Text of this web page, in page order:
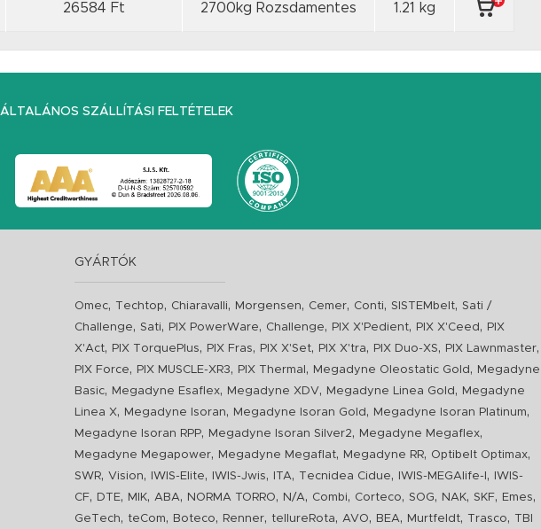
26584 Ft 2700kg Rozsdamentes 1.21 kg
ÁLTALÁNOS SZÁLLÍTÁSI FELTÉTELEK
GYÁRTÓK
Omec, Techtop, Chiaravalli, Morgensen, Cemer, Conti,SISTEMbelt,Sati /
Challenge,Sati, PIX PowerWare, Challenge, PIX X'Pedient, PIX X'Ceed ,
PIX
X'Act, PIX TorquePlus, PIX Fras, PIX X'Set, PIX X'tra, PIX Duo-XS, PIX Lawnmaster,
PIX Force, PIX MUSCLE-XR3, PIX Thermal , Megadyne Oleostatic Gold ,
Megadyne
Basic, Megadyne Esaflex, Megadyne XDV, Megadyne Linea Gold ,
Megadyne
Linea X, Megadyne Isoran, Megadyne Isoran Gold , Megadyne Isoran Platinum,
Megadyne Isoran RPP, Megadyne Isoran Silver2, Megadyne Megaflex,
Megadyne Megapower, Megadyne Megaflat, Megadyne RR, Optibelt Optimax,
SWR,Vision, IWIS-Elite, IWIS-Jwis, ITA, Tecnidea Cidue, IWIS-MEGAlife-I ,
IWIS-
CF, DTE, MIK, ABA, NORMA TORRO, N/A, Combi, Corteco,SOG, NAK,SKF, Emes,
GeTech, teCom, Boteco, Renner, tellureRota, AVO, BEA, Murtfeldt, Trasco, TBI